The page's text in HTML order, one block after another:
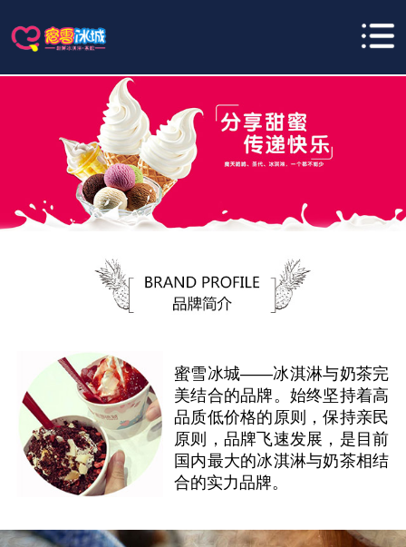
蜜雪冰城——冰淇淋与奶茶完
美结合的品牌。始终坚持着高
品质低价格的原则，保持亲民
原则，品牌飞速发展，是目前
国内最大的冰淇淋与奶茶相结
合的实力品牌。